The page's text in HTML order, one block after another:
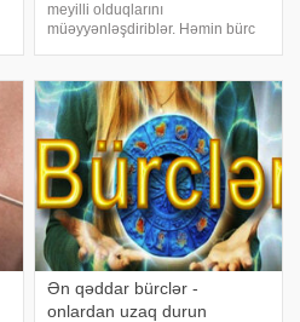
meyilli olduqlarını
müəyyənləşdiriblər. Həmin bürc
sevgilisini tez tərk etdikləri
müəyyən olub. Bu bürcləri təqdim
edirik:. Qoç
Ən qəddar bürclər -
onlardan uzaq durun